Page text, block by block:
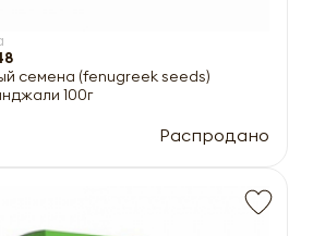
семена (fenugreek seeds)
100г
Распродано